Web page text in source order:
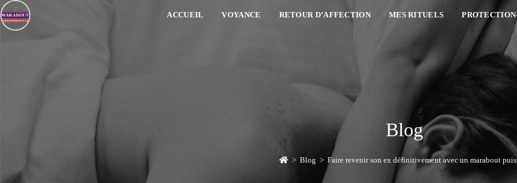
ACCUEIL VOYANCE RETOUR D’AFFECTION MES RITUELS
Blog
> Blog > Faire revenir son ex définitivement avec un marabout